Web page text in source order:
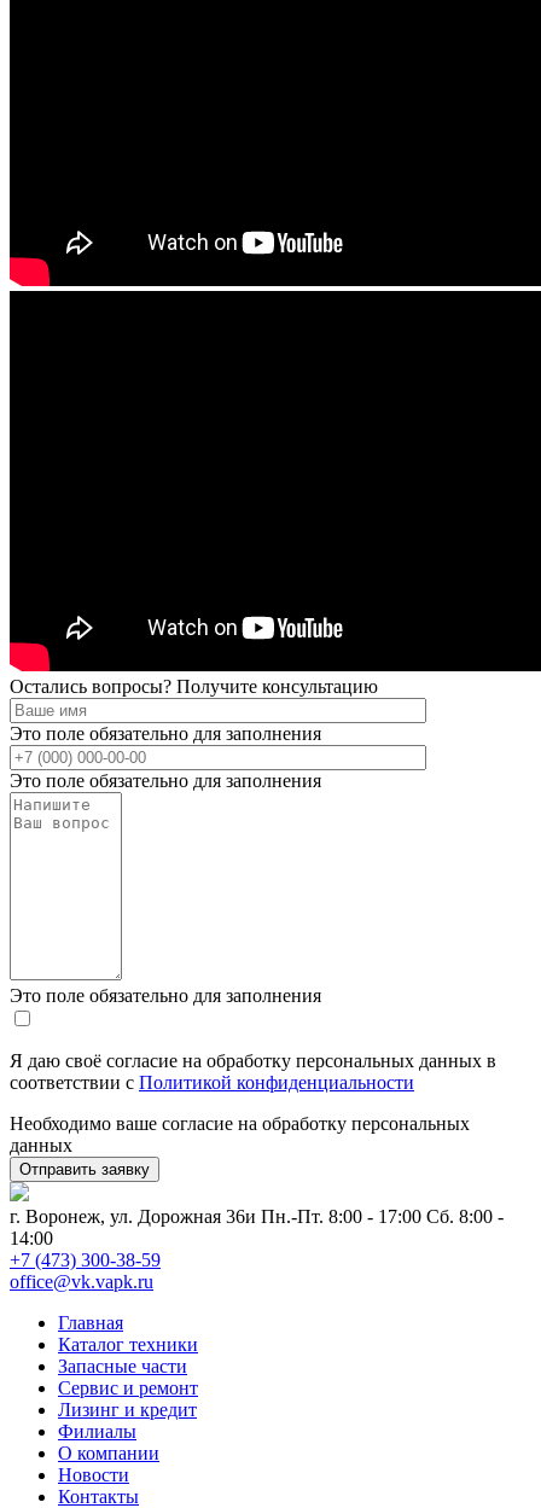
Остались вопросы? Получите консультацию
Это поле обязательно для заполнения
Это поле обязательно для заполнения
Это поле обязательно для заполнения
Я даю своё согласие на обработку персональных данных в
соответствии с Политикой конфиденциальности
Необходимо ваше согласие на обработку персональных
данных
г. Воронеж, ул. Дорожная 36и Пн.-Пт. 8:00 - 17:00 Сб. 8:00 -
14:00
+7 (473) 300-38-59
office@vk.vapk.ru
Главная
Каталог техники
Запасные части
Сервис и ремонт
Лизинг и кредит
Филиалы
О компании
Новости
Контакты